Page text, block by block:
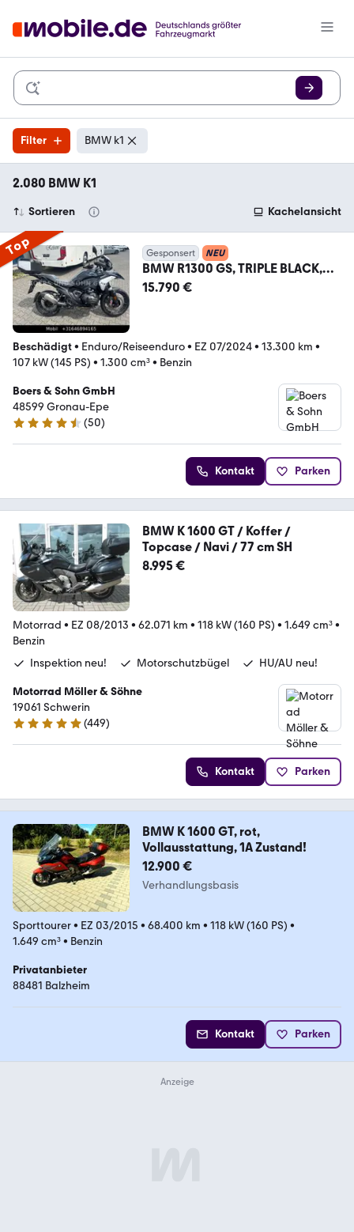
Filter BMW k1
2.080 BMW K1
Sortieren Kachelansicht
Top Gesponsert NEU
BMW R1300 GS, TRIPLE BLACK,
koffer, sitzheizung,
15.790 €
Beschädigt• Enduro/Reiseenduro• EZ 07/2024• 13.300 km •
107 kW (145 PS) • 1.300 cm³• Benzin
Boers & Sohn GmbH
48599 Gronau-Epe
4.7 Sterne
(50)
Kontakt Parken
BMW K 1600 GT / Koffer /
Topcase / Navi / 77 cm SH
8.995 €
Motorrad • EZ 08/2013 • 62.071 km • 118 kW (160 PS) • 1.649 cm³•
Benzin
Inspektion neu!
Motorschutzbügel HU/AU neu!
Motorrad Möller & Söhne
19061 Schwerin
4.8 Sterne
(449)
Kontakt Parken
BMW K 1600 GT, rot,
Vollausstattung, 1A Zustand!
12.900 €
Verhandlungsbasis
Sporttourer• EZ 03/2015 • 68.400 km • 118 kW (160 PS) •
1.649 cm³• Benzin
Privatanbieter
88481 Balzheim
Kontakt Parken